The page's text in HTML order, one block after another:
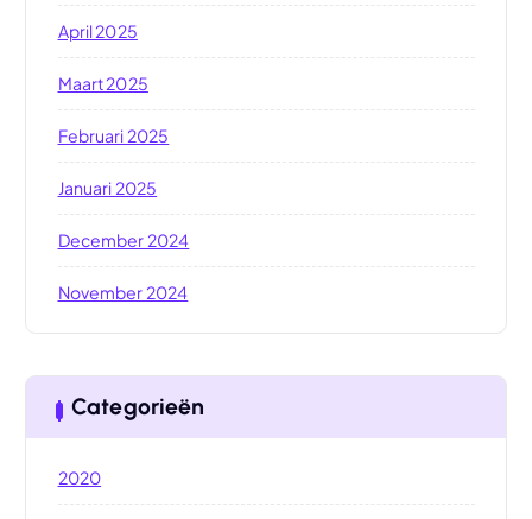
April 2025
Maart 2025
Februari 2025
Januari 2025
December 2024
November 2024
Categorieën
2020